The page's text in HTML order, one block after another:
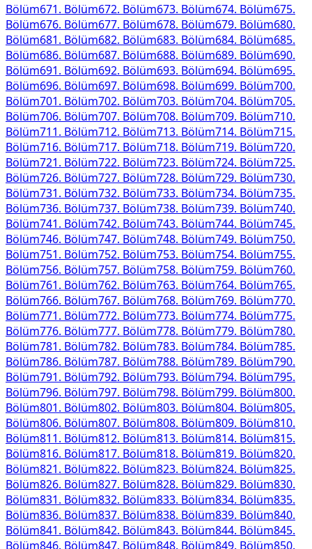
Bölüm671. Bölüm672. Bölüm673. Bölüm674. Bölüm675.
Bölüm676. Bölüm677. Bölüm678. Bölüm679. Bölüm680.
Bölüm681. Bölüm682. Bölüm683. Bölüm684. Bölüm685.
Bölüm686. Bölüm687. Bölüm688. Bölüm689. Bölüm690.
Bölüm691. Bölüm692. Bölüm693. Bölüm694. Bölüm695.
Bölüm696. Bölüm697. Bölüm698. Bölüm699. Bölüm700.
Bölüm701. Bölüm702. Bölüm703. Bölüm704. Bölüm705.
Bölüm706. Bölüm707. Bölüm708. Bölüm709. Bölüm710.
Bölüm711. Bölüm712. Bölüm713. Bölüm714. Bölüm715.
Bölüm716. Bölüm717. Bölüm718. Bölüm719. Bölüm720.
Bölüm721. Bölüm722. Bölüm723. Bölüm724. Bölüm725.
Bölüm726. Bölüm727. Bölüm728. Bölüm729. Bölüm730.
Bölüm731. Bölüm732. Bölüm733. Bölüm734. Bölüm735.
Bölüm736. Bölüm737. Bölüm738. Bölüm739. Bölüm740.
Bölüm741. Bölüm742. Bölüm743. Bölüm744. Bölüm745.
Bölüm746. Bölüm747. Bölüm748. Bölüm749. Bölüm750.
Bölüm751. Bölüm752. Bölüm753. Bölüm754. Bölüm755.
Bölüm756. Bölüm757. Bölüm758. Bölüm759. Bölüm760.
Bölüm761. Bölüm762. Bölüm763. Bölüm764. Bölüm765.
Bölüm766. Bölüm767. Bölüm768. Bölüm769. Bölüm770.
Bölüm771. Bölüm772. Bölüm773. Bölüm774. Bölüm775.
Bölüm776. Bölüm777. Bölüm778. Bölüm779. Bölüm780.
Bölüm781. Bölüm782. Bölüm783. Bölüm784. Bölüm785.
Bölüm786. Bölüm787. Bölüm788. Bölüm789. Bölüm790.
Bölüm791. Bölüm792. Bölüm793. Bölüm794. Bölüm795.
Bölüm796. Bölüm797. Bölüm798. Bölüm799. Bölüm800.
Bölüm801. Bölüm802. Bölüm803. Bölüm804. Bölüm805.
Bölüm806. Bölüm807. Bölüm808. Bölüm809. Bölüm810.
Bölüm811. Bölüm812. Bölüm813. Bölüm814. Bölüm815.
Bölüm816. Bölüm817. Bölüm818. Bölüm819. Bölüm820.
Bölüm821. Bölüm822. Bölüm823. Bölüm824. Bölüm825.
Bölüm826. Bölüm827. Bölüm828. Bölüm829. Bölüm830.
Bölüm831. Bölüm832. Bölüm833. Bölüm834. Bölüm835.
Bölüm836. Bölüm837. Bölüm838. Bölüm839. Bölüm840.
Bölüm841. Bölüm842. Bölüm843. Bölüm844. Bölüm845.
Bölüm846. Bölüm847. Bölüm848. Bölüm849. Bölüm850.